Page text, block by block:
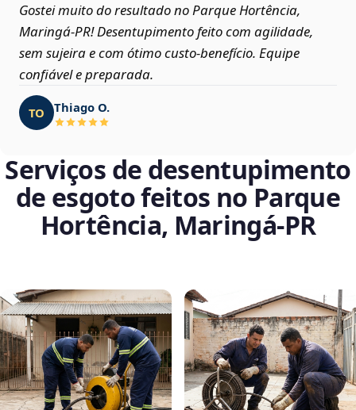
Gostei muito do resultado no Parque Hortência,
Maringá‑PR! Desentupimento feito com agilidade,
sem sujeira e com ótimo custo-benefício. Equipe
confiável e preparada.
TO Thiago O.
Serviços de desentupimento
de esgoto feitos no Parque
Hortência, Maringá‑PR